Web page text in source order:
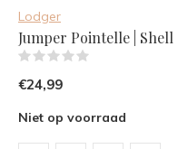
Lodger
Jumper Pointelle | Shell
€24,99
Niet op voorraad